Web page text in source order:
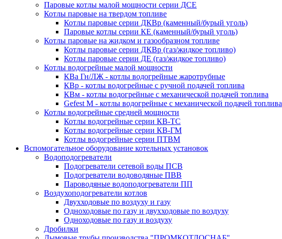
Паровые котлы малой мощности серии ДСЕ
Котлы паровые на твердом топливе
Котлы паровые серии ДКВр (каменный/бурый уголь)
Паровые котлы серии КЕ (каменный/бурый уголь)
Котлы паровые на жидком и газообразном топливе
Котлы паровые серии ДКВр (газ/жидкое топливо)
Котлы паровые серии ДЕ (газ/жидкое топливо)
Котлы водогрейные малой мощности
КВа Гн/ЛЖ - котлы водогрейные жаротрубные
КВр - котлы водогрейные с ручной подачей топлива
КВм - котлы водогрейные с механической подачей топлива
Gefest M - котлы водогрейные с механической подачей топлива
Котлы водогрейные средней мощности
Котлы водогрейные серии КВ-ТС
Котлы водогрейные серии КВ-ГМ
Котлы водогрейные серии ПТВМ
Вспомогательное оборудование котельных установок
Водоподогреватели
Подогреватели сетевой воды ПСВ
Подогреватели водоводяные ПВВ
Пароводяные водоподогреватели ПП
Воздухоподогреватели котлов
Двухходовые по воздуху и газу
Одноходовые по газу и двухходовые по воздуху
Одноходовые по газу и воздуху
Дробилки